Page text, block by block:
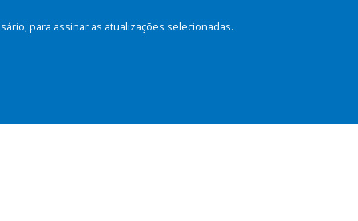
para assinar as atualizações selecionadas.